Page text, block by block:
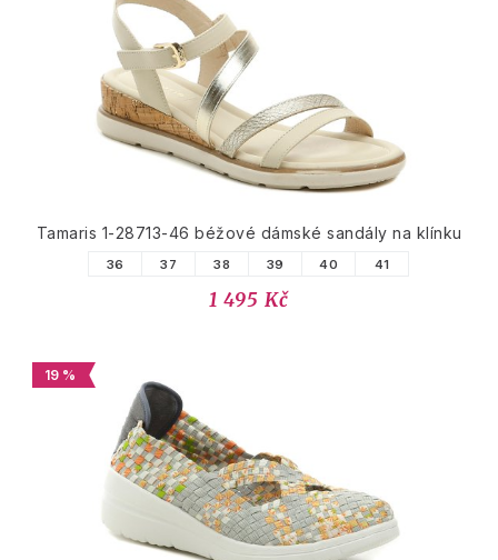
Tamaris 1-28713-46 béžové dámské sandály na klínku
36 37 38 39 40 41
1 495 Kč
19 %